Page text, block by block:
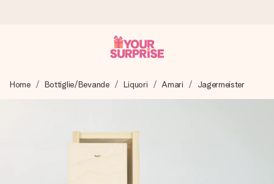
Prepariamo il tuo regalo con attenzione e lo spediamo in un
lampo – così potrai consegnarlo al momento giusto, quando
Home Bottiglie/Bevande Liquori Amari Jagermeister